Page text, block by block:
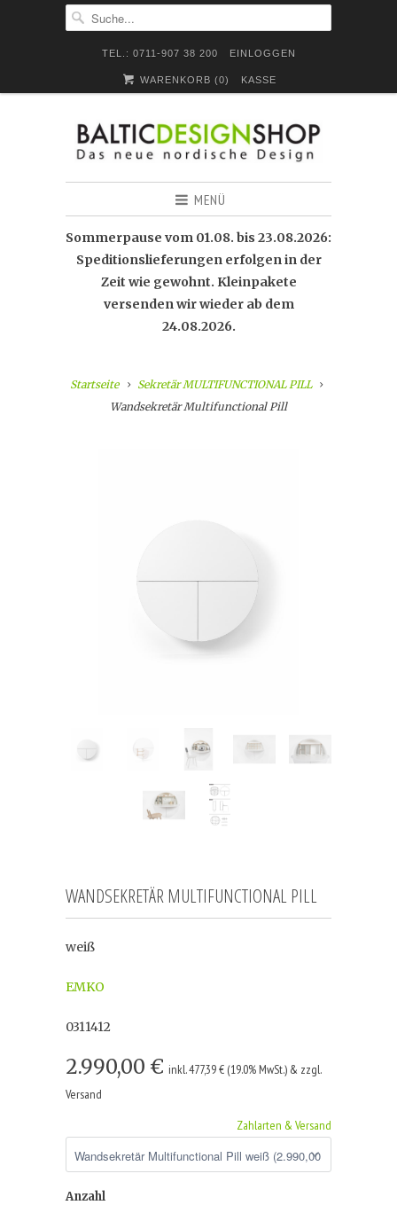
TEL.: 0711-907 38 200 EINLOGGEN
WARENKORB (0) KASSE
MENÜ
Sommerpause vom 01.08. bis 23.08.2026:
Speditionslieferungen erfolgen in der
Zeit wie gewohnt. Kleinpakete
versenden wir wieder ab dem
24.08.2026.
Startseite
Sekretär MULTIFUNCTIONAL PILL
Wandsekretär Multifunctional Pill
WANDSEKRETÄR MULTIFUNCTIONAL PILL
weiß
EMKO
0311412
2.990,00 € inkl. 477,39 € (19.0% MwSt.) & zzgl.
Versand
Zahlarten & Versand
Anzahl